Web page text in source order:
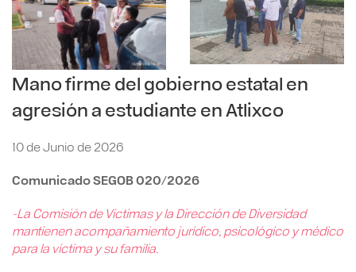
Mano firme del gobierno estatal en
agresión a estudiante en Atlixco
10 de Junio de 2026
Comunicado SEGOB 020/2026
-La Comisión de Víctimas y la Dirección de Diversidad
mantienen acompañamiento jurídico, psicológico y médico
para la víctima y su familia.